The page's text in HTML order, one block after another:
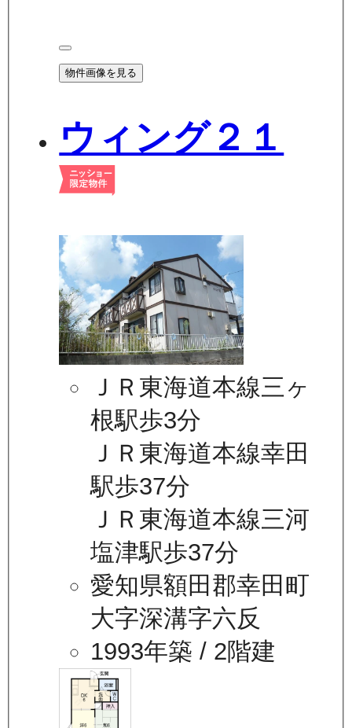
物件画像を見る
ウィング２１
ＪＲ東海道本線三ヶ
根駅歩3分
ＪＲ東海道本線幸田
駅歩37分
ＪＲ東海道本線三河
塩津駅歩37分
愛知県額田郡幸田町
大字深溝字六反
1993年築 / 2階建